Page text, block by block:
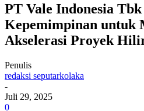
PT Vale Indonesia
Kepemimpinan untuk
Akselerasi Proyek
Penulis
redaksi seputarkolaka
-
Juli 29, 2025
0